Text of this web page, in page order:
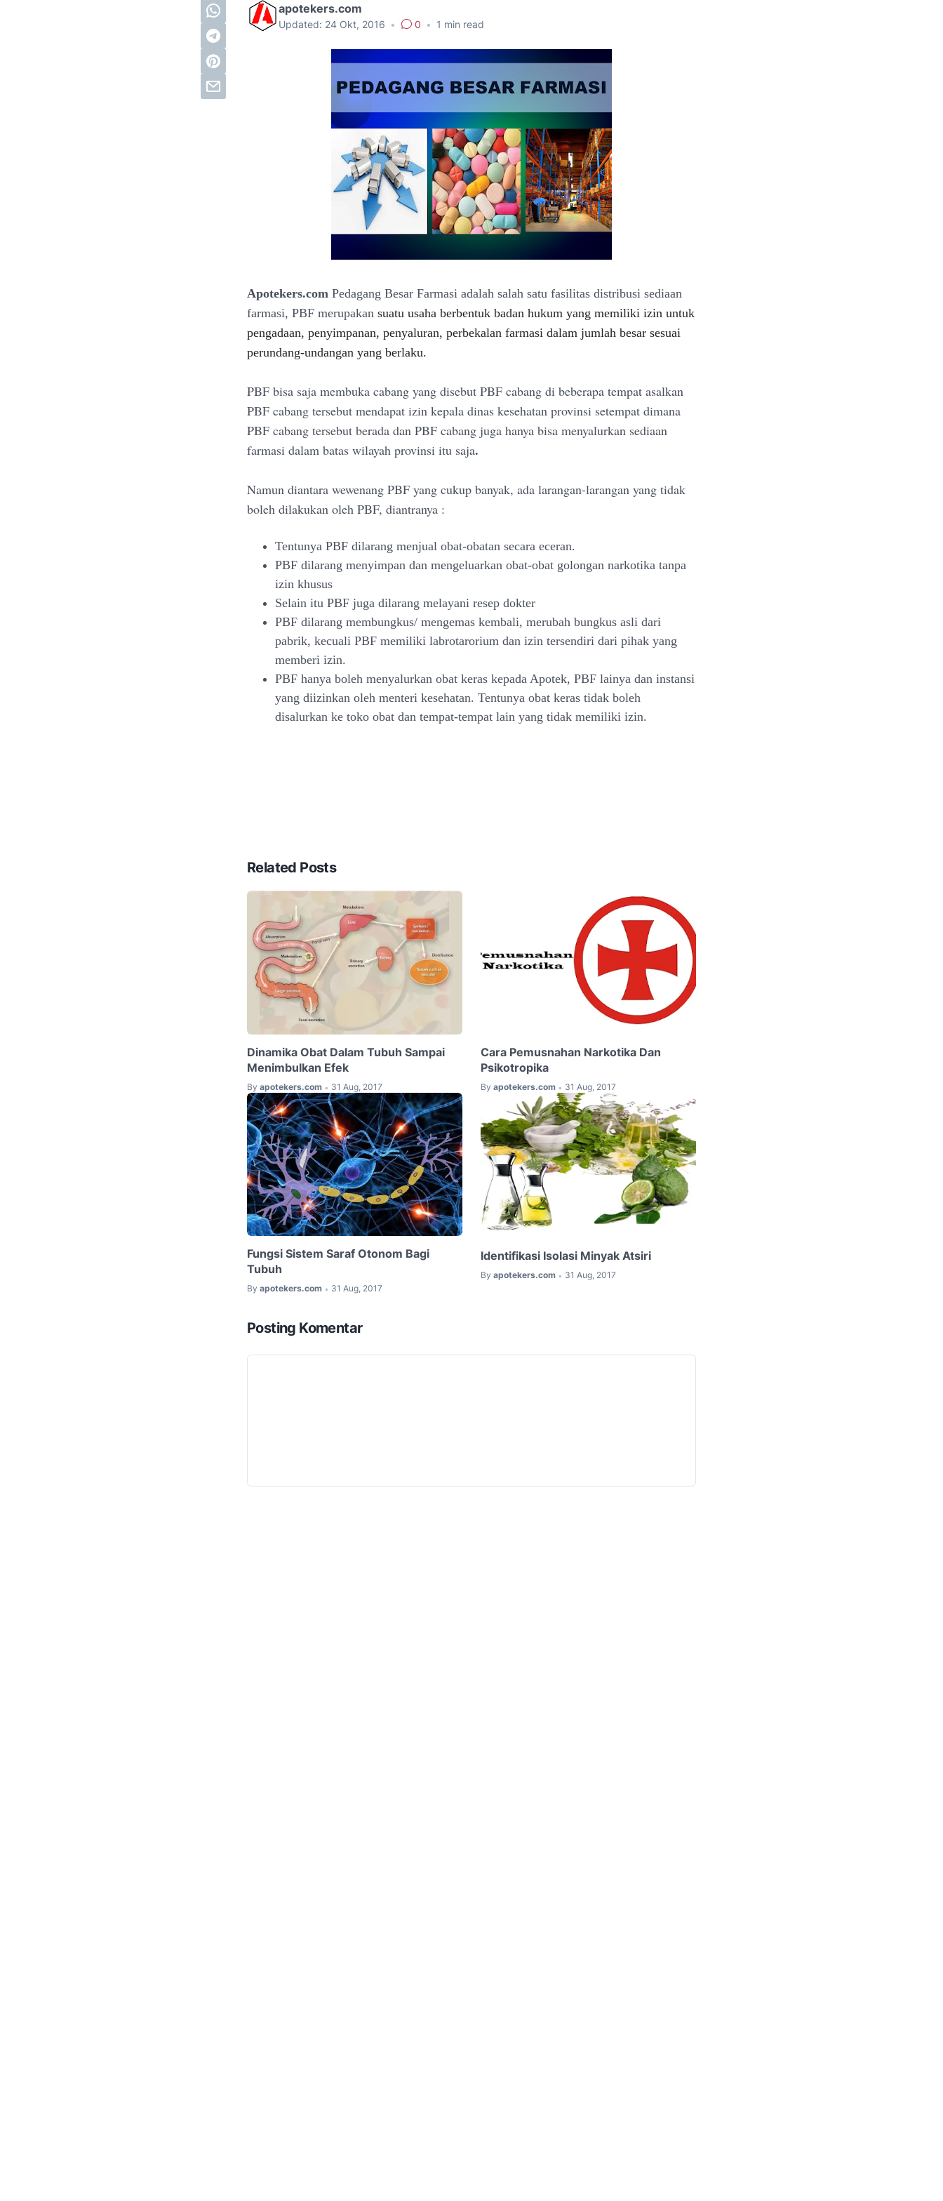
apotekers.com
Updated: 24 Okt, 2016 • 0 • 1 min read
Apotekers.com Pedagang Besar Farmasi adalah salah satu fasilitas distribusi sediaan
farmasi, PBF merupakan suatu usaha berbentuk badan hukum yang memiliki izin untuk
pengadaan, penyimpanan, penyaluran, perbekalan farmasi dalam jumlah besar sesuai
perundang-undangan yang berlaku.
PBF bisa saja membuka cabang yang disebut PBF cabang di beberapa tempat asalkan
PBF cabang tersebut mendapat izin kepala dinas kesehatan provinsi setempat dimana
PBF cabang tersebut berada dan PBF cabang juga hanya bisa menyalurkan sediaan
farmasi dalam batas wilayah provinsi itu saja.
Namun diantara wewenang PBF yang cukup banyak, ada larangan-larangan yang tidak
boleh dilakukan oleh PBF, diantranya :
Tentunya PBF dilarang menjual obat-obatan secara eceran.
PBF dilarang menyimpan dan mengeluarkan obat-obat golongan narkotika tanpa
izin khusus
Selain itu PBF juga dilarang melayani resep dokter
PBF dilarang membungkus/ mengemas kembali, merubah bungkus asli dari
pabrik, kecuali PBF memiliki labrotarorium dan izin tersendiri dari pihak yang
memberi izin.
PBF hanya boleh menyalurkan obat keras kepada Apotek, PBF lainya dan instansi
yang diizinkan oleh menteri kesehatan. Tentunya obat keras tidak boleh
disalurkan ke toko obat dan tempat-tempat lain yang tidak memiliki izin.
Related Posts
Dinamika Obat Dalam Tubuh Sampai
Menimbulkan Efek
By apotekers.com • 31 Aug, 2017
Cara Pemusnahan Narkotika Dan
Psikotropika
By apotekers.com • 31 Aug, 2017
Fungsi Sistem Saraf Otonom Bagi
Tubuh
By apotekers.com • 31 Aug, 2017
Identifikasi Isolasi Minyak Atsiri
By apotekers.com • 31 Aug, 2017
Posting Komentar